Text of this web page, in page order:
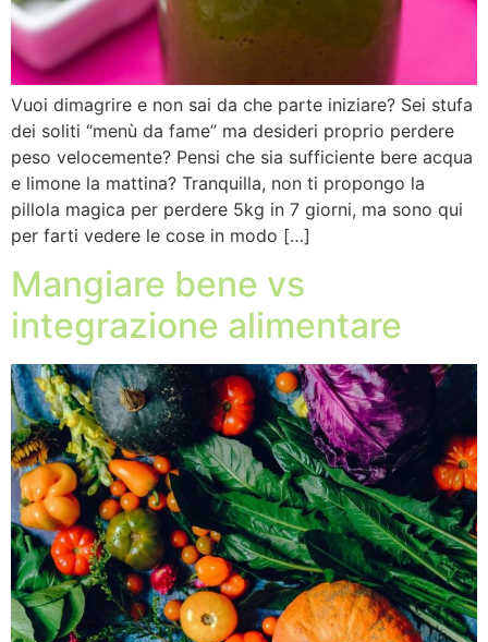
Vuoi dimagrire e non sai da che parte iniziare? Sei stufa
dei soliti “menù da fame” ma desideri proprio perdere
peso velocemente? Pensi che sia sufficiente bere acqua
e limone la mattina? Tranquilla, non ti propongo la
pillola magica per perdere 5kg in 7 giorni, ma sono qui
per farti vedere le cose in modo […]
Mangiare bene vs
integrazione alimentare